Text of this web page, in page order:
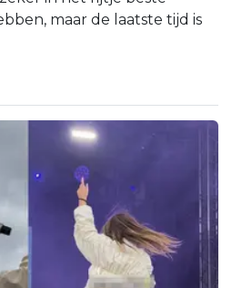
maar de laatste tijd is